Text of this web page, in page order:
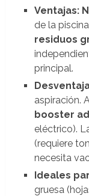
Ventajas:
de la
residuos
principal.
aspiración.
booster
eléctrico).
(requiere
necesita
Ideales
gruesa